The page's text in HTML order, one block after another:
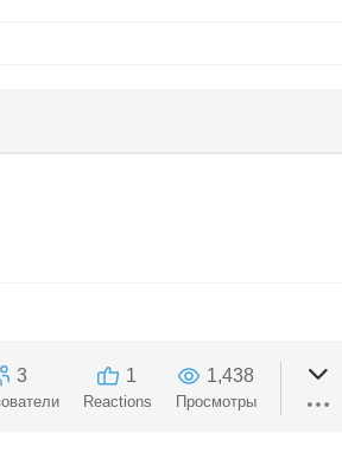
3 1
Reactions
1,438
Просмотры